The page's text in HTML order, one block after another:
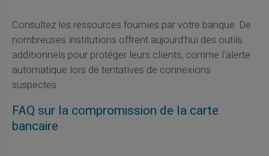
Consultez les ressources fournies par votre banque. De
nombreuses institutions offrent aujourd'hui des outils
additionnels pour protéger leurs clients, comme l'alerte
automatique lors de tentatives de connexions
suspectes.
FAQ sur la compromission de la carte
bancaire